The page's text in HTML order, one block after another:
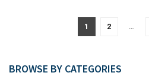
1 2 …
BROWSE BY CATEGORIES